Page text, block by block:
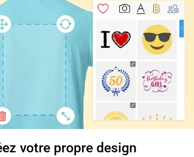
votre propre design